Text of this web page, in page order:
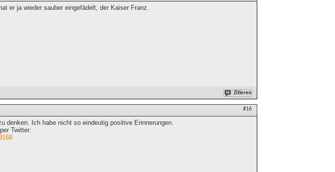
er ja wieder sauber eingefädelt, der Kaiser Franz.
Zitieren
#16
denken. Ich habe nicht so eindeutig positive Erinnerungen.
Twitter: